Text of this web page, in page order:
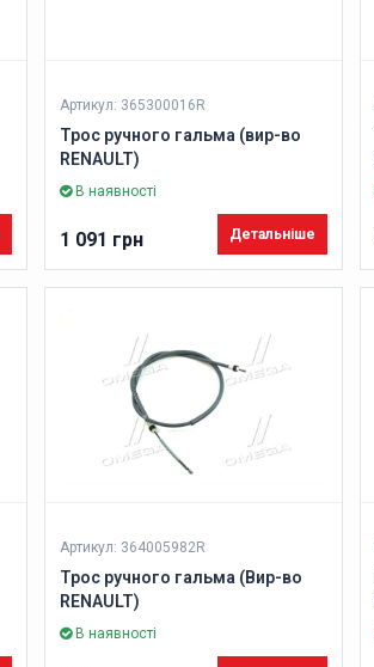
Артикул: 365300016R
Трос ручного гальма (вир-во
RENAULT)
В наявності
1 091 грн Детальніше
Артикул: 364005982R
Трос ручного гальма (Вир-во
RENAULT)
В наявності